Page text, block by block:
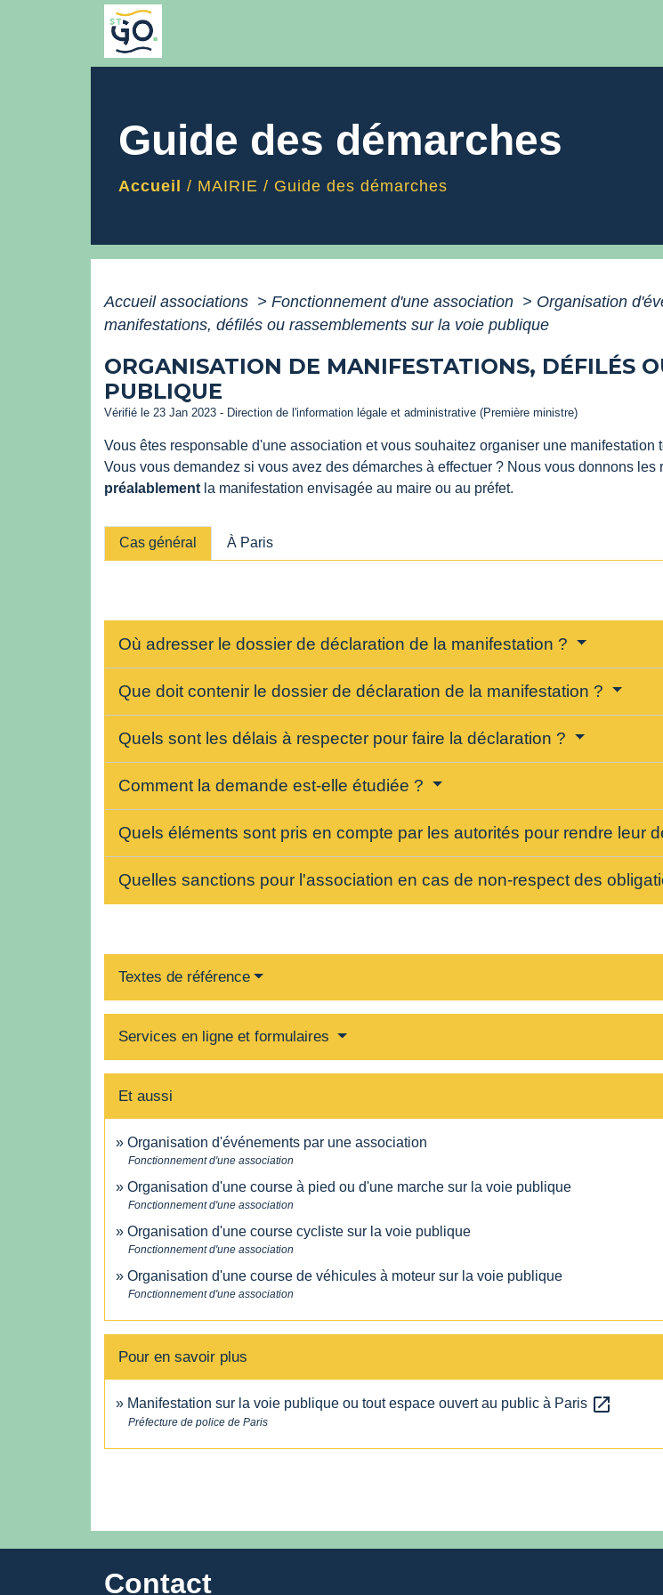
Guide des démarches
Accueil / MAIRIE / Guide des démarches
Accueil associations > Fonctionnement d'une association > Organisation
manifestations, défilés ou rassemblements sur la voie publique
ORGANISATION DE MANIFESTATIONS, DÉFILÉS
PUBLIQUE
Vérifié le 23 Jan 2023 - Direction de l'information légale et administrative (Première ministre)
Vous êtes responsable d'une association et vous souhaitez organiser une
Vous vous demandez si vous avez des démarches à effectuer ? Nous vous donnons
préalablement la manifestation envisagée au maire ou au préfet.
Cas général À Paris
Où adresser le dossier de déclaration de la manifestation ?
Que doit contenir le dossier de déclaration de la manifestation ?
Quels sont les délais à respecter pour faire la déclaration ?
Comment la demande est-elle étudiée ?
Quels éléments sont pris en compte par les autorités pour rendre leur
Quelles sanctions pour l'association en cas de non-respect des
Textes de référence
Services en ligne et formulaires
Et aussi
Organisation d'événements par une association
Fonctionnement d'une association
Organisation d'une course à pied ou d'une marche sur la voie publique
Fonctionnement d'une association
Organisation d'une course cycliste sur la voie publique
Fonctionnement d'une association
Organisation d'une course de véhicules à moteur sur la voie publique
Fonctionnement d'une association
Pour en savoir plus
Manifestation sur la voie publique ou tout espace ouvert au public à Paris open_in_new
Préfecture de police de Paris
Contact